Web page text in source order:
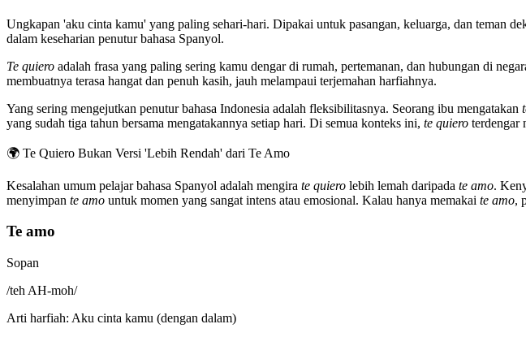
Ungkapan 'aku cinta kamu' yang paling sehari-hari. Dipakai untuk pasangan, keluarga, dan teman
dalam keseharian penutur bahasa Spanyol.
Te quiero adalah frasa yang paling sering kamu dengar di rumah, pertemanan, dan hubungan di
membuatnya terasa hangat dan penuh kasih, jauh melampaui terjemahan harfiahnya.
Yang sering mengejutkan penutur bahasa Indonesia adalah fleksibilitasnya. Seorang ibu mengatakan
yang sudah tiga tahun bersama mengatakannya setiap hari. Di semua konteks ini, te quiero terdengar
🌍 Te Quiero Bukan Versi 'Lebih Rendah' dari Te Amo
Kesalahan umum pelajar bahasa Spanyol adalah mengira te quiero lebih lemah daripada te amo.
menyimpan te amo untuk momen yang sangat intens atau emosional. Kalau hanya memakai te amo,
Te amo
Sopan
/teh AH-moh/
Arti harfiah: Aku cinta kamu (dengan dalam)